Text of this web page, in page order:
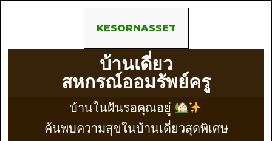
KESORNASSET
บ้านเดี่ยว
สหกรณ์ออมรัพย์ครู
บ้านในฝันรอคุณอยู่
ค้นพบความสุขในบ้านเดี่ยวสุดพิเศษ